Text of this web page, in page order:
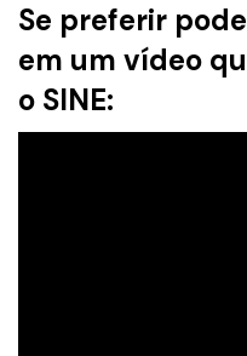
Se preferir
em um vídeo
o SINE: